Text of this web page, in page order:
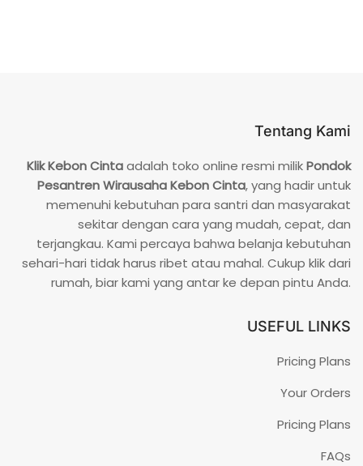
Tentang Kami
Klik Kebon Cintaadalah toko online resmi milikPondok
Pesantren Wirausaha Kebon Cinta, yang hadir untuk
memenuhi kebutuhan para santri dan masyarakat
sekitar dengan cara yang mudah, cepat, dan
terjangkau. Kami percaya bahwa belanja kebutuhan
sehari-hari tidak harus ribet atau mahal. Cukup klik dari
rumah, biar kami yang antar ke depan pintu Anda.
USEFUL LINKS
Pricing Plans
Your Orders
Pricing Plans
FAQs